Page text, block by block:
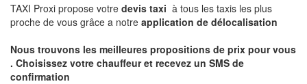
TAXI Proxi propose votre devis taxi à tous les taxis les plus
proche de vous grâce a notre application de délocalisation
Nous trouvons les meilleures propositions de prix pour vous
. Choisissez votre chauffeur et recevez un SMS de
confirmation